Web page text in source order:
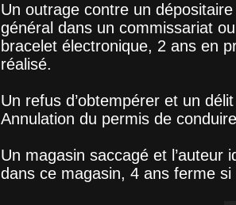
Un outrage contre un
général dans un commissariat
bracelet électronique, 2 ans en
réalisé.
Un refus d’obtempérer et un
Annulation du permis de
Un magasin saccagé et l’auteur
dans ce magasin, 4 ans ferme